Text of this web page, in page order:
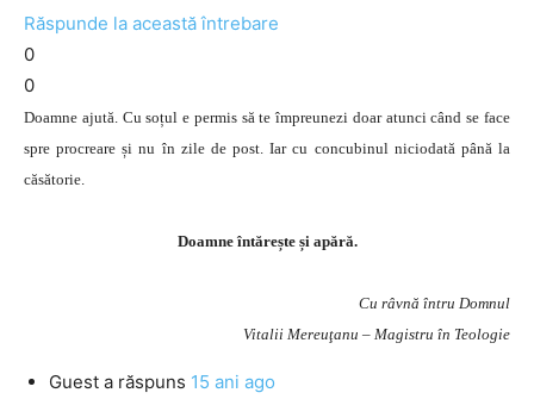
Răspunde la această întrebare
0
0
Doamne ajută. Cu soțul e permis să te împreunezi doar atunci când se face
spre procreare și nu în zile de post. Iar cu concubinul niciodată până la
căsătorie.
Doamne întărește și apără.
Cu râvnă întru Domnul
Vitalii Mereuţanu – Magistru în Teologie
Guest a răspuns 15 ani ago